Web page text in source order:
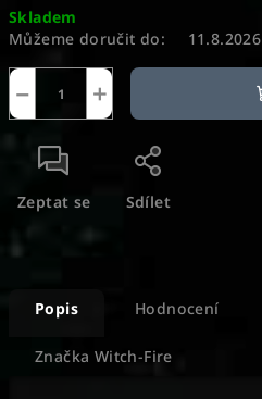
cena:
Skladem
Můžeme doručit do:
11.8.2026
+
−
Zeptat se Sdílet
Popis Hodnocení
Značka Witch-Fire